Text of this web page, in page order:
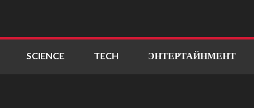
SCIENCE TECH ЭНТЕРТАЙНМЕНТ